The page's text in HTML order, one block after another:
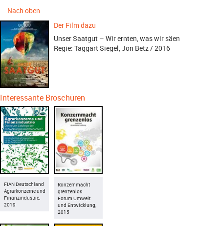
Nach oben
Der Film dazu
Unser Saatgut – Wir ernten, was wir säen
Regie: Taggart Siegel, Jon Betz / 2016
Interessante Broschüren
FIAN Deutschland
Agrarkonzerne und
Finanzindustrie,
2019
Konzernmacht
grenzenlos
Forum Umwelt
und Entwicklung,
2015